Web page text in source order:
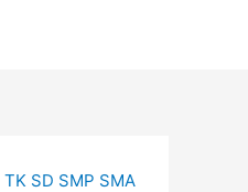
SD SMP SMA